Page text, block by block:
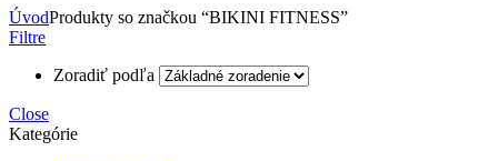
ÚvodProdukty so značkou “BIKINI FITNESS”
Filtre
Zoradiť podľa
Close
Kategórie